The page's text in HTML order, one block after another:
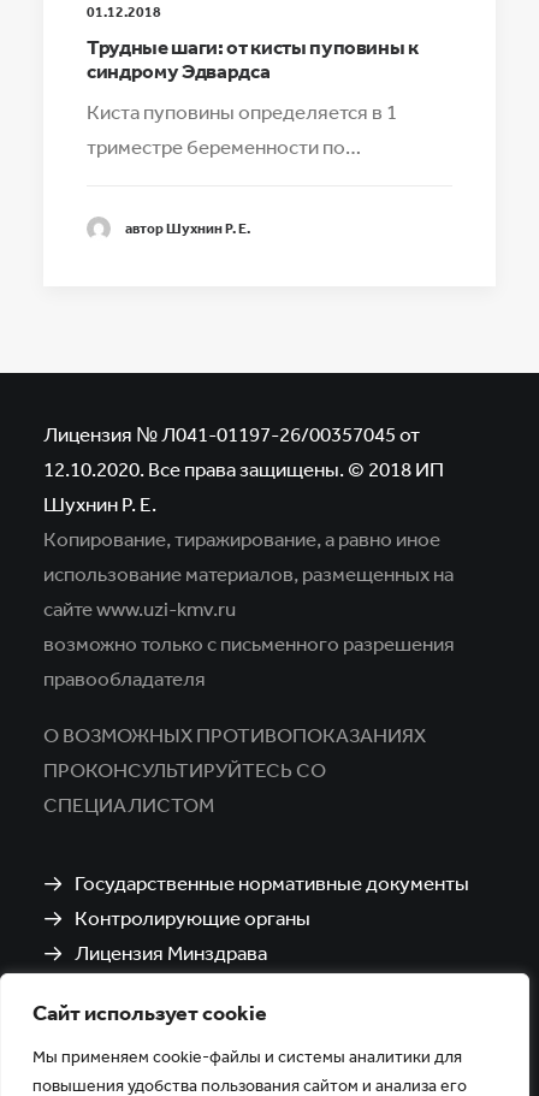
Сайт использует cookie
Мы применяем cookie-файлы и системы аналитики для
повышения удобства пользования сайтом и анализа его
01.12.2018
Трудные шаги: от кисты пуповины к
синдрому Эдвардса
Киста пуповины определяется в 1
триместре беременности по…
автор Шухнин Р. Е.
Лицензия № Л041-01197-26/00357045 от
12.10.2020. Все права защищены. © 2018 ИП
Шухнин Р. Е.
Копирование, тиражирование, а равно иное
использование материалов,размещенных на
сайте www.uzi-kmv.ru
возможно только с письменного разрешения
правообладателя
О ВОЗМОЖНЫХ ПРОТИВОПОКАЗАНИЯХ
ПРОКОНСУЛЬТИРУЙТЕСЬ СО
СПЕЦИАЛИСТОМ
Государственные нормативные документы
Контролирующие органы
Лицензия Минздрава
Политика обработки и защиты персональных
данных